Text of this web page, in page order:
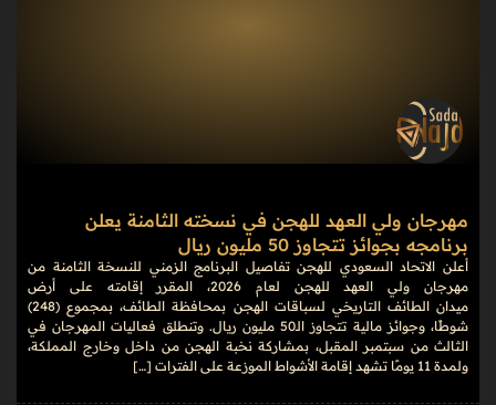
مهرجان ولي العهد للهجن في نسخته الثامنة يعلن
برنامجه بجوائز تتجاوز 50 مليون ريال
أعلن الاتحاد السعودي للهجن تفاصيل البرنامج الزمني للنسخة الثامنة من
مهرجان ولي العهد للهجن لعام 2026، المقرر إقامته على أرض
ميدان الطائف التاريخي لسباقات الهجن بمحافظة الطائف، بمجموع (248)
شوطًا، وجوائز مالية تتجاوز الـ50 مليون ريال. وتنطلق فعاليات المهرجان في
الثالث من سبتمبر المقبل، بمشاركة نخبة الهجن من داخل وخارج المملكة،
ولمدة 11 يومًا تشهد إقامة الأشواط الموزعة على الفترات […]